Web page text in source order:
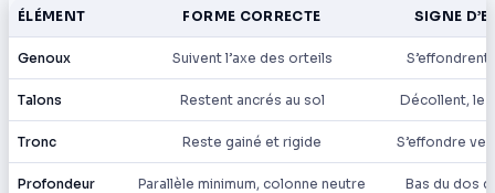
ÉLÉMENT FORME CORRECTE SIGNE
Genoux Suivent l’axe des orteils S’effondrent
Talons Restent ancrés au sol Décollent, le
Tronc Reste gainé et rigide S’effondre
Profondeur Parallèle minimum, colonne neutre Bas du dos